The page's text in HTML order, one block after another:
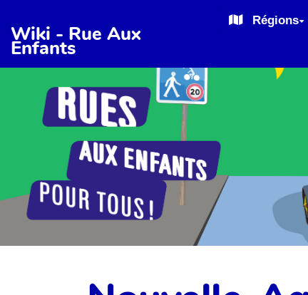
Wiki - Rue Aux
Enfants
Régions